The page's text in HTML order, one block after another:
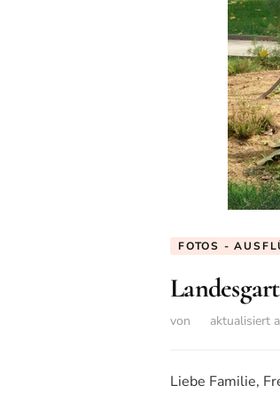
FOTOS -
von aktualisiert
Liebe Familie,